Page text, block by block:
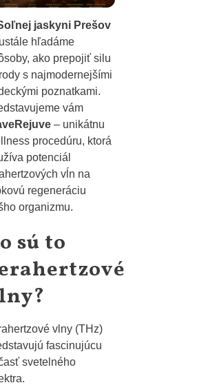
jaskyni Prešov
hľadáme
ako prepojiť silu
s najmodernejšími
poznatkami.
vám
– unikátnu
procedúru, ktorá
potenciál
vĺn na
regeneráciu
organizmu.
sú to
vlny (THz)
fascinujúcu
svetelného